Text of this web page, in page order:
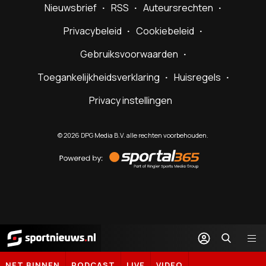
Nieuwsbrief RSS
Auteursrechten
Privacybeleid
Cookiebeleid
Gebruiksvoorwaarden
Toegankelijkheidsverklaring
Huisregels
Privacy instellingen
©2026 DPG Media B.V. alle rechten voorbehouden.
by
Sportal365
Sportnieuws.nl